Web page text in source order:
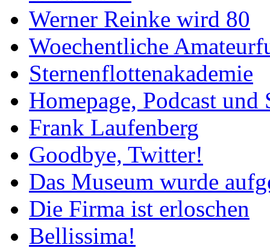
Werner Reinke wird 80
Woechentliche
Sternenflottenakademie
Homepage, Podcast
Frank Laufenberg
Goodbye, Twitter!
Das Museum wurde
Die Firma ist erloschen
Bellissima!